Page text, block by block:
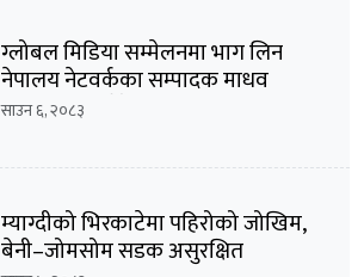
ग्लोबल मिडिया सम्मेलनमा भाग लिन
नेपालय नेटवर्कका सम्पादक माधव
बराल सहित पौडेल जापान प्रस्थान
साउन ६, २०८३
म्याग्दीको भिरकाटेमा पहिरोको जोखिम,
बेनी–जोमसोम सडक असुरक्षित